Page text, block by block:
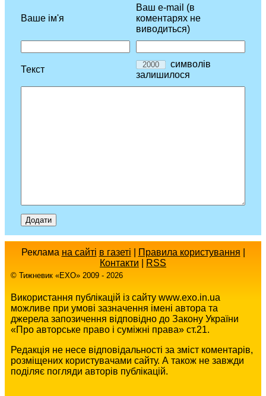
Ваше ім'я
Ваш e-mail (в
коментарях не
виводиться)
Текст
символів
залишилося
Реклама на сайті в газеті Правила користування
Контакти
RSS
© Тижневик «EХO» 2009 - 2026
Використання публікацій із сайту www.exo.in.ua
можливе при умові зазначення імені автора та
джерела запозичення відповідно до Закону України
«Про авторське право і суміжні права» ст.21.
Редакція не несе відповідальності за зміст коментарів,
розміщених користувачами сайту. А також не завжди
поділяє погляди авторів публікацій.